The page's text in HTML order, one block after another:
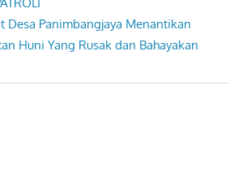
Desa Panimbangjaya Menantikan
Huni Yang Rusak dan Bahayakan